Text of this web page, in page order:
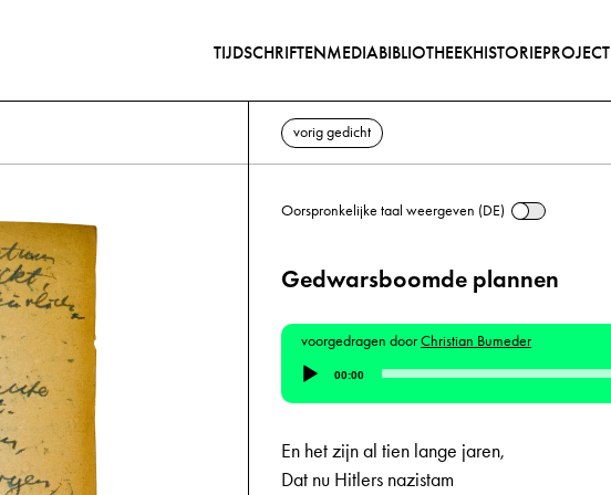
TIJDSCHRIFTENMEDIABIBLIOTHEEKHISTORIEPROJECT
vorig gedicht
Oorspronkelijke taal weergeven (DE)
Gedwarsboomde plannen
voorgedragen doorChristian Bumeder
Audiospeler
00:00
En het zijn al tien lange jaren,
Dat nu Hitlers nazistam